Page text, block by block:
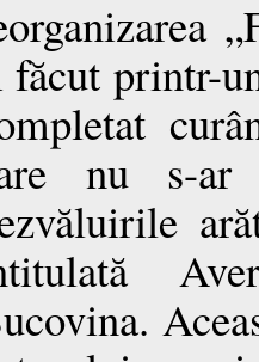
făcut printr-
nu s-